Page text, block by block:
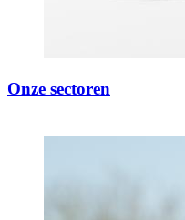
Onze sectoren